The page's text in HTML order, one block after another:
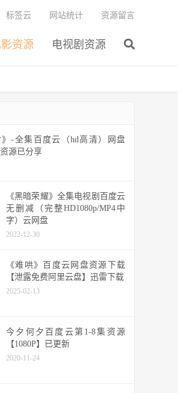
资源 电视剧资源
标签云 网站统计 资源留言
》-全集百度云（hd高清）网盘
资源已分享
《黑暗荣耀》全集电视剧百度云
无删减（完整HD1080p/MP4中
字）云网盘
2022-12-30
《难哄》百度云网盘资源下载
【泄露免费阿里云盘】迅雷下载
2025-02-13
今夕何夕百度云第1-8集资源
【1080P】已更新
2020-11-24